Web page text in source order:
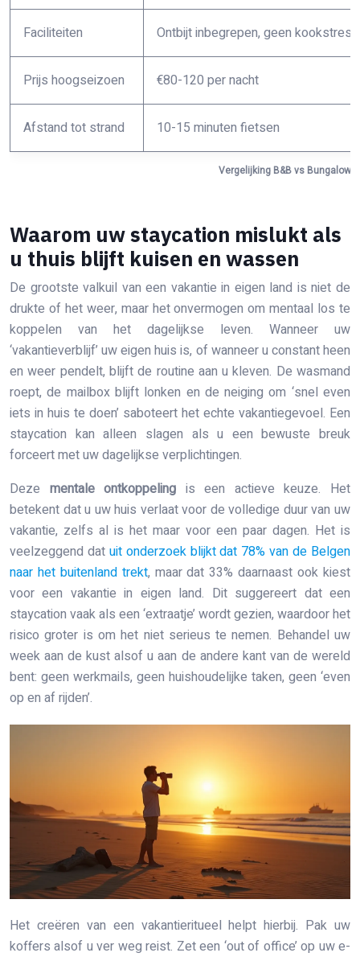
Vergelijking B&B vs Bungalow
Faciliteiten Ontbijt inbegrepen, geen kookstress
Prijs hoogseizoen €80-120 per nacht
Afstand tot strand 10-15 minuten fietsen
Waarom uw staycation mislukt als
u thuis blijft kuisen en wassen
De grootste valkuil van een vakantie in eigen land is niet de
drukte of het weer, maar het onvermogen om mentaal los te
koppelen van het dagelijkse leven. Wanneer uw
‘vakantieverblijf’ uw eigen huis is, of wanneer u constant heen
en weer pendelt, blijft de routine aan u kleven. De wasmand
roept, de mailbox blijft lonken en de neiging om ‘snel even
iets in huis te doen’ saboteert het echte vakantiegevoel. Een
staycation kan alleen slagen als u een bewuste breuk
forceert met uw dagelijkse verplichtingen.
Deze mentale ontkoppeling is een actieve keuze. Het
betekent dat u uw huis verlaat voor de volledige duur van uw
vakantie, zelfs al is het maar voor een paar dagen. Het is
veelzeggend dat uit onderzoek blijkt dat 78% van de Belgen
naar het buitenland trekt, maar dat 33% daarnaast ook kiest
voor een vakantie in eigen land. Dit suggereert dat een
staycation vaak als een ‘extraatje’ wordt gezien, waardoor het
risico groter is om het niet serieus te nemen. Behandel uw
week aan de kust alsof u aan de andere kant van de wereld
bent: geen werkmails, geen huishoudelijke taken, geen ‘even
op en af rijden’.
Het creëren van een vakantieritueel helpt hierbij. Pak uw
koffers alsof u ver weg reist. Zet een ‘out of office’ op uw e-